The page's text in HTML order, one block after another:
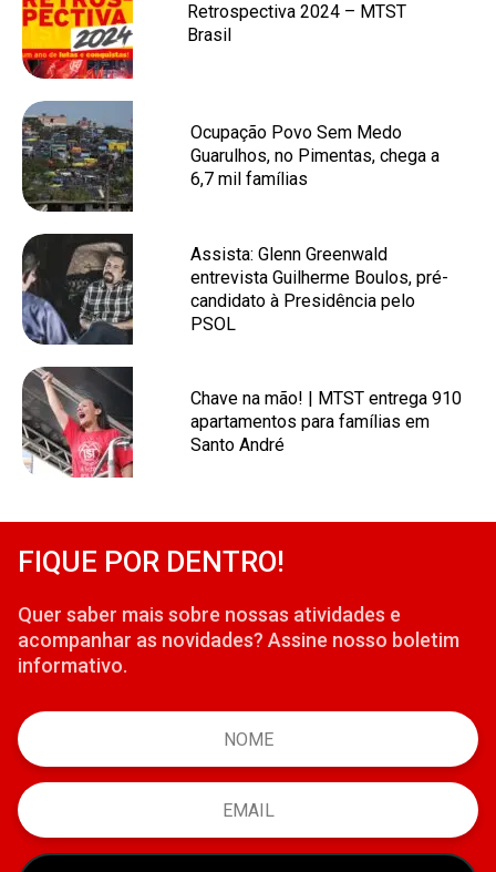
Retrospectiva 2024 – MTST
Brasil
Ocupação Povo Sem Medo
Guarulhos, no Pimentas, chega a
6,7 mil famílias
Assista: Glenn Greenwald
entrevista Guilherme Boulos, pré-
candidato à Presidência pelo
PSOL
Chave na mão! | MTST entrega 910
apartamentos para famílias em
Santo André
FIQUE POR DENTRO!
Quer saber mais sobre nossas atividades e
acompanhar as novidades? Assine nosso boletim
informativo.